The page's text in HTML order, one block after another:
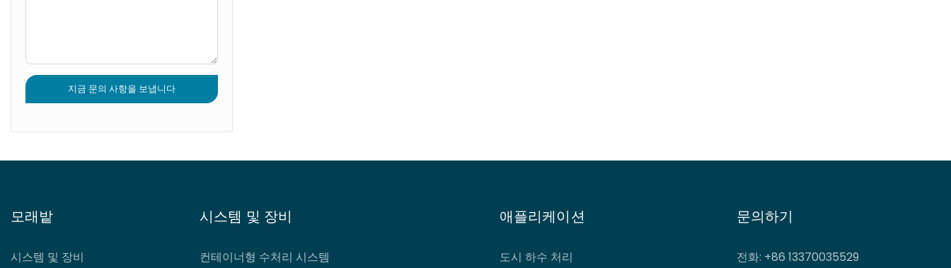
지금 문의 사항을 보냅니다
모래밭
시스템 및 장비
시스템 및 장비
컨테이너형 수처리 시스템
애플리케이션
도시 하수 처리
문의하기
전화: +86 13370035529